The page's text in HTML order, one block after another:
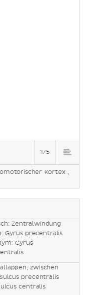
1/5
Kortex ,
Zentralwindung
Gyrus precentralis
Gyrus
zwischen
precentralis
centralis